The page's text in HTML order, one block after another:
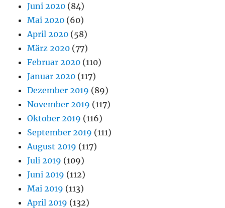
Juni 2020 (84)
Mai 2020 (60)
April 2020 (58)
März 2020 (77)
Februar 2020 (110)
Januar 2020 (117)
Dezember 2019 (89)
November 2019 (117)
Oktober 2019 (116)
September 2019 (111)
August 2019 (117)
Juli 2019 (109)
Juni 2019 (112)
Mai 2019 (113)
April 2019 (132)